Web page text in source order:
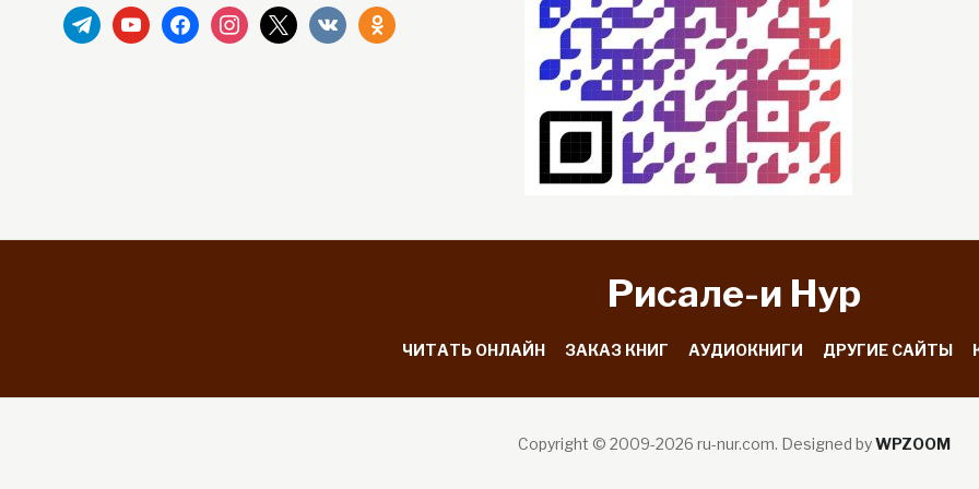
telegramyoutubefacebookinstagram
x vkontakteodnoklassniki
Рисале-и Hyp
ЧИТАТЬ ОНЛАЙН ЗАКАЗ КНИГ АУДИОКНИГИ ДРУГИЕ САЙТЫ
Copyright © 2009-2026 ru-nur.com. Designed byWPZOOM